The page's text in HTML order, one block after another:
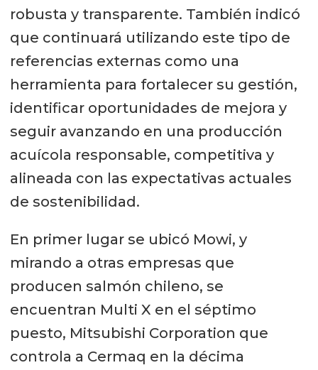
robusta y transparente. También indicó
que continuará utilizando este tipo de
referencias externas como una
herramienta para fortalecer su gestión,
identificar oportunidades de mejora y
seguir avanzando en una producción
acuícola responsable, competitiva y
alineada con las expectativas actuales
de sostenibilidad.
En primer lugar se ubicó Mowi, y
mirando a otras empresas que
producen salmón chileno, se
encuentran Multi X en el séptimo
puesto, Mitsubishi Corporation que
controla a Cermaq en la décima